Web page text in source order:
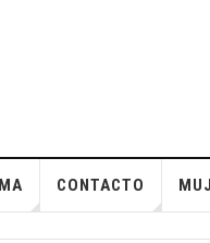
CONTACTO